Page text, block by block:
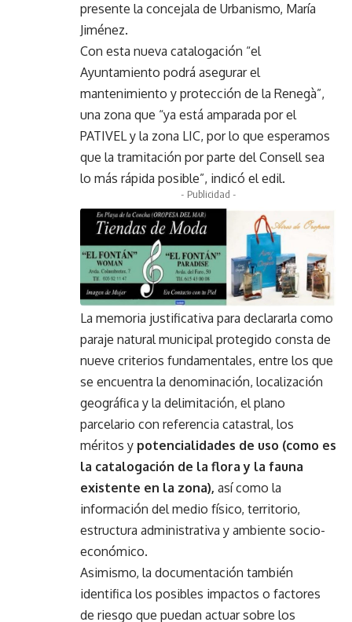
presente la concejala de Urbanismo, María
Jiménez.
Con esta nueva catalogación “el
Ayuntamiento podrá asegurar el
mantenimiento y protección de la Renegà”,
una zona que “ya está amparada por el
PATIVEL y la zona LIC, por lo que esperamos
que la tramitación por parte del Consell sea
lo más rápida posible”, indicó el edil.
- Publicidad -
La memoria justificativa para declararla como
paraje natural municipal protegido consta de
nueve criterios fundamentales, entre los que
se encuentra la denominación, localización
geográfica y la delimitación, el plano
parcelario con referencia catastral, los
méritos y potencialidades de uso (como es
la catalogación de la flora y la fauna
existente en la zona), así como la
información del medio físico, territorio,
estructura administrativa y ambiente socio-
económico.
Asimismo, la documentación también
identifica los posibles impactos o factores
de riesgo que puedan actuar sobre los